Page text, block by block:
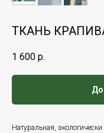
ТКАНЬ
1 600 р.
Натуральная,